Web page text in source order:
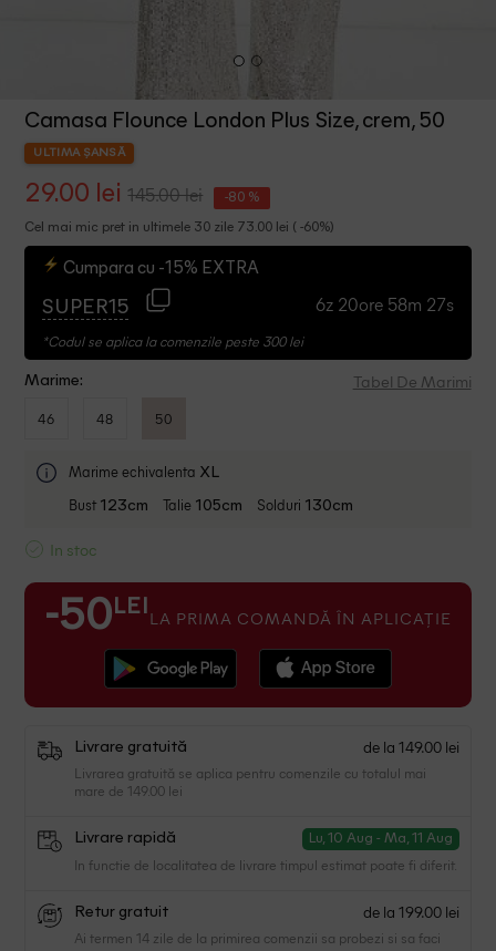
Camasa Flounce London Plus Size, crem, 50
ULTIMA ȘANSĂ
29.00 lei 145.00 lei -80 %
Cel mai mic pret in ultimele 30 zile 73.00 lei ( -60%)
Cumpara cu -15% EXTRA
SUPER15 6z 20ore 58m 27s
*Codul se aplica la comenzile peste 300 lei
Marime: Tabel De Marimi
46 48 50
Marime echivalenta XL
Bust 123cm Talie 105cm Solduri 130cm
In stoc
-50 LEI LA PRIMA COMANDĂ ÎN APLICAȚIE
Livrare gratuită de la 149.00 lei
Livrarea gratuită se aplica pentru comenzile cu totalul mai
mare de 149.00 lei
Livrare rapidă Lu, 10 Aug - Ma, 11 Aug
In functie de localitatea de livrare timpul estimat poate fi diferit.
Retur gratuit de la 199.00 lei
Ai termen 14 zile de la primirea comenzii sa probezi si sa faci